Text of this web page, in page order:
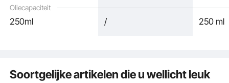
Oliecapaciteit
250ml / 250 ml
Soortgelijke artikelen die u wellicht leuk